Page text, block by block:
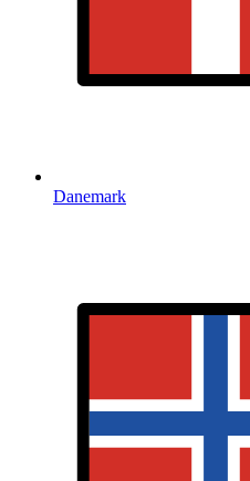
Danemark